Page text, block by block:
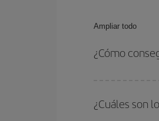
Ampliar todo
¿Cómo
vuelta. Además,
¿Cuáles son